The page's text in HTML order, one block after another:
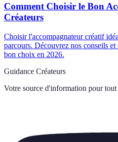
Comment Choisir le Bon
Créateurs
Choisir l'accompagnateur créatif
parcours. Découvrez nos conseils
bon choix en 2026.
Guidance Créateurs
Votre source d'information pour